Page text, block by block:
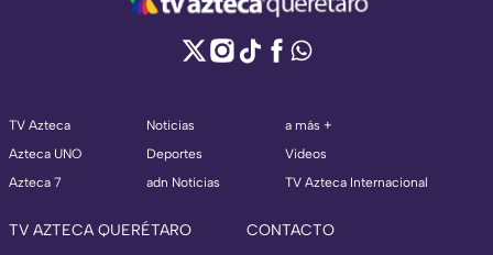
TV Azteca
Azteca UNO
Azteca 7
Noticias
Deportes
adn Noticias
a más +
Videos
TV Azteca Internacional
TV AZTECA QUERÉTARO CONTACTO